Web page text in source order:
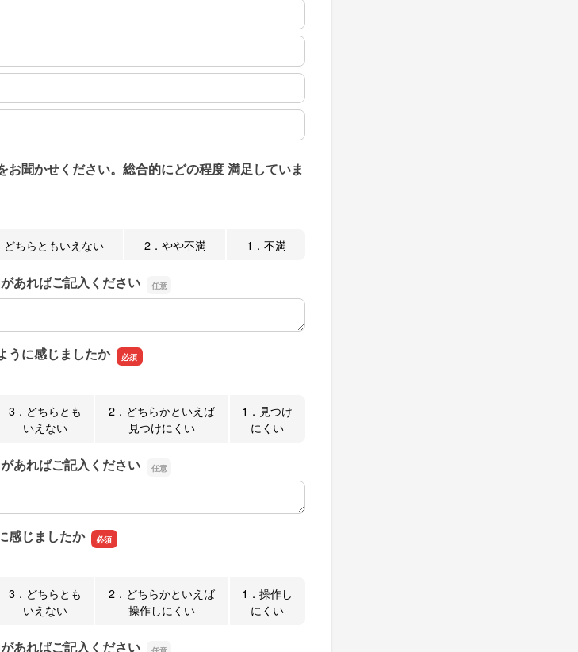
聞かせください。総合的にどの程度 満足していま
どちらともいえない 2．やや不満 1．不満
あればご記入ください
あればご記入ください
うに感じましたか
3．どちらとも
いえない
2．どちらかといえば
見つけにくい
1．見つけ
にくい
あればご記入ください
あればご記入ください
感じましたか
3．どちらとも
いえない
2．どちらかといえば
操作しにくい
1．操作し
にくい
あればご記入ください